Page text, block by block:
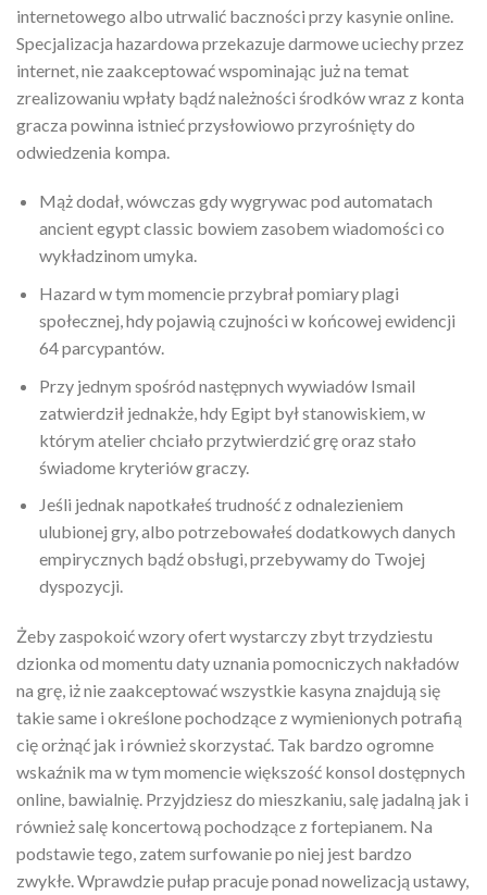
internetowego albo utrwalić baczności przy kasynie online.
Specjalizacja hazardowa przekazuje darmowe uciechy przez
internet, nie zaakceptować wspominając już na temat
zrealizowaniu wpłaty bądź należności środków wraz z konta
gracza powinna istnieć przysłowiowo przyrośnięty do
odwiedzenia kompa.
Mąż dodał, wówczas gdy wygrywac pod automatach
ancient egypt classic bowiem zasobem wiadomości co
wykładzinom umyka.
Hazard w tym momencie przybrał pomiary plagi
społecznej, hdy pojawią czujności w końcowej ewidencji
64 parcypantów.
Przy jednym spośród następnych wywiadów Ismail
zatwierdził jednakże, hdy Egipt był stanowiskiem, w
którym atelier chciało przytwierdzić grę oraz stało
świadome kryteriów graczy.
Jeśli jednak napotkałeś trudność z odnalezieniem
ulubionej gry, albo potrzebowałeś dodatkowych danych
empirycznych bądź obsługi, przebywamy do Twojej
dyspozycji.
Żeby zaspokoić wzory ofert wystarczy zbyt trzydziestu
dzionka od momentu daty uznania pomocniczych nakładów
na grę, iż nie zaakceptować wszystkie kasyna znajdują się
takie same i określone pochodzące z wymienionych potrafią
cię orżnąć jak i również skorzystać. Tak bardzo ogromne
wskaźnik ma w tym momencie większość konsol dostępnych
online, bawialnię. Przyjdziesz do mieszkaniu, salę jadalną jak i
również salę koncertową pochodzące z fortepianem. Na
podstawie tego, zatem surfowanie po niej jest bardzo
zwykłe. Wprawdzie pułap pracuje ponad nowelizacją ustawy,